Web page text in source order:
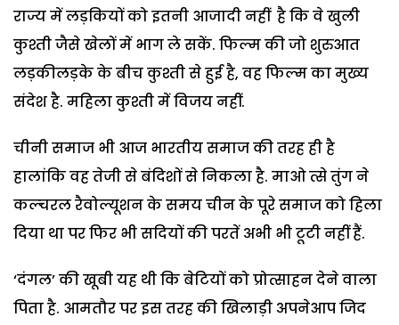
राज्य में लड़कियों को इतनी आजादी नहीं है कि वे खुली
कुश्ती जैसे खेलों में भाग ले सकें. फिल्म की जो शुरुआत
लड़कीलड़के के बीच कुश्ती से हुई है, वह फिल्म का मुख्य
संदेश है. महिला कुश्ती में विजय नहीं.
चीनी समाज भी आज भारतीय समाज की तरह ही है
हालांकि वह तेजी से बंदिशों से निकला है. माओ त्से तुंग ने
कल्चरल रैवोल्यूशन के समय चीन के पूरे समाज को हिला
दिया था पर फिर भी सदियों की परतें अभी भी टूटी नहीं हैं.
‘दंगल’ की खूबी यह थी कि बेटियों को प्रोत्साहन देने वाला
पिता है. आमतौर पर इस तरह की खिलाड़ी अपनेआप जिद